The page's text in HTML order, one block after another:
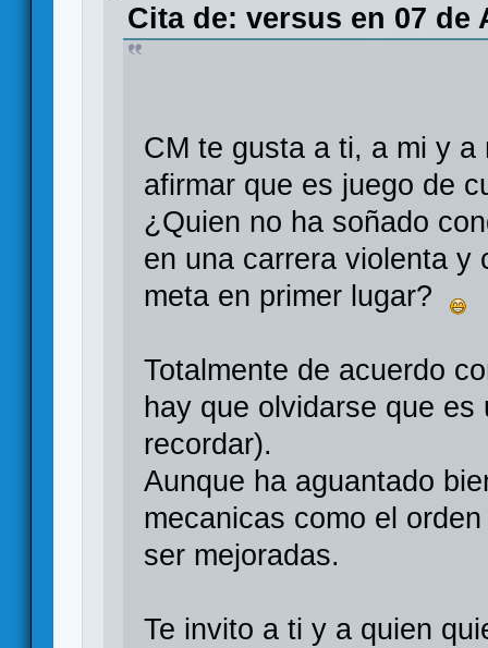
Cita de: versus en 07 de
CM te gusta a ti, a mi y
afirmar que es juego de
¿Quien no ha soñado
en una carrera violenta y
meta en primer lugar?
Totalmente de acuerdo
hay que olvidarse que
recordar).
Aunque ha aguantado
mecanicas como el
ser mejoradas.
Te invito a ti y a quien